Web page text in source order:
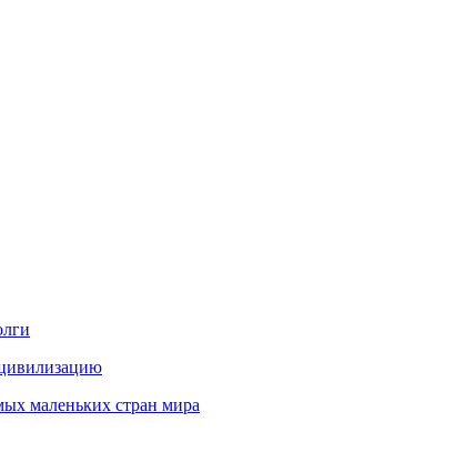
маленьких стран мира